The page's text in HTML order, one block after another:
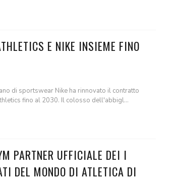
E NIKE INSIEME FINO
di sportswear Nike ha rinnovato il contratto
fino al 2030. Il colosso dell'abbigl...
PARTNER UFFICIALE DEI I
DEL MONDO DI ATLETICA DI